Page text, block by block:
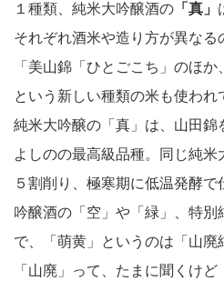
１種類、純米大吟醸酒の 「真」
それぞれ酒米や造り方が異なる
「美山錦「ひとごこち」のほか
という新しい種類の米も使われ
純米大吟醸の「真」は、山田錦
よしのの最高級品種。同じ純
５割削り、極寒期に低温発酵
吟醸酒の「空」や「緑」、特別
で、「萌黄」というのは「山廃
「山廃」って、たまに聞くけど